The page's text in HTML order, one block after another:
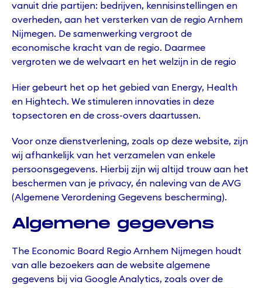
vanuit drie partijen: bedrijven, kennisinstellingen en
overheden, aan het versterken van de regio Arnhem
Nijmegen. De samenwerking vergroot de
economische kracht van de regio. Daarmee
vergroten we de welvaart en het welzijn in de regio
Hier gebeurt het op het gebied van Energy, Health
en Hightech. We stimuleren innovaties in deze
topsectoren en de cross-overs daartussen.
Voor onze dienstverlening, zoals op deze website, zijn
wij afhankelijk van het verzamelen van enkele
persoonsgegevens. Hierbij zijn wij altijd trouw aan het
beschermen van je privacy, én naleving van de AVG
(Algemene Verordening Gegevens bescherming).
Algemene gegevens
The Economic Board Regio Arnhem Nijmegen houdt
van alle bezoekers aan de website algemene
gegevens bij via Google Analytics, zoals over de